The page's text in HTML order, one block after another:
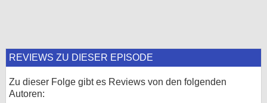
REVIEWS ZU DIESER EPISODE
Zu dieser Folge gibt es Reviews von den folgenden
Autoren: